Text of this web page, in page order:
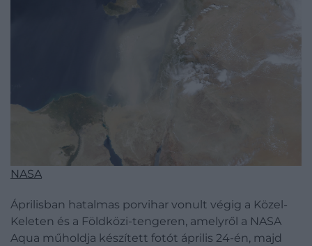
NASA
Áprilisban hatalmas porvihar vonult végig a Közel-
Keleten és a Földközi-tengeren, amelyről a NASA
Aqua műholdja készített fotót április 24-én, majd